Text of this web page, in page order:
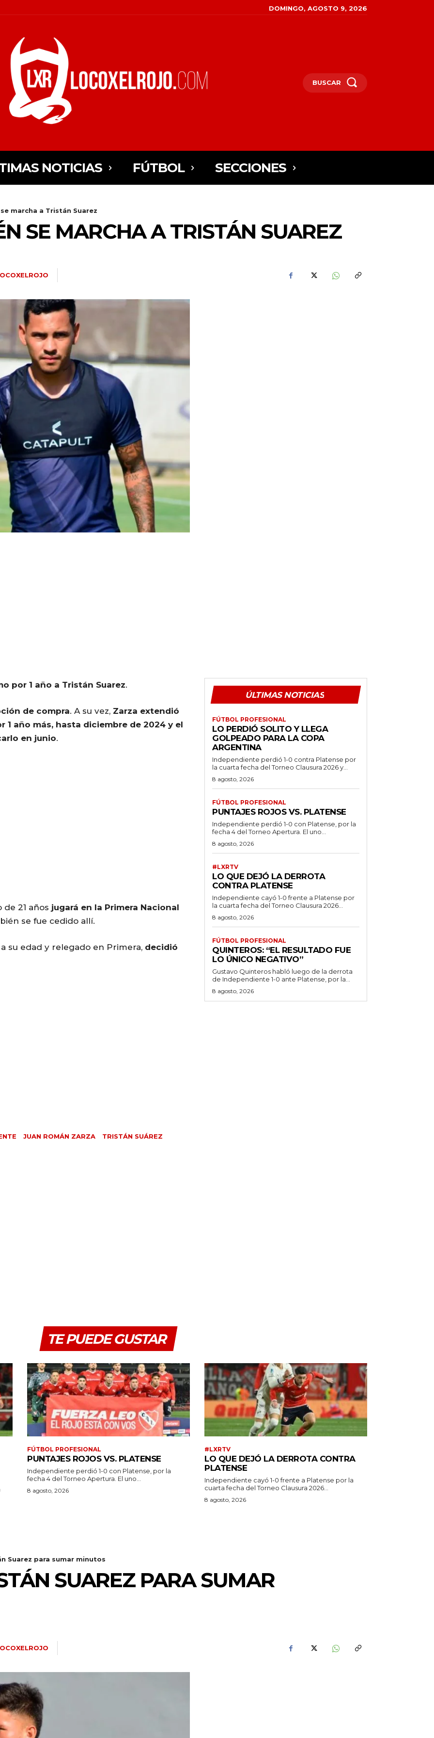
DOMINGO, AGOSTO 9, 2026
BUSCAR
NOTICIAS FÚTBOL SECCIONES
marcha a Tristán Suarez
SE MARCHA A TRISTÁN SUAREZ
por 1 año a Tristán Suarez.
de compra. A su vez, Zarza extendió
año más, hasta diciembre de 2024 y el
en junio.
21 años jugará en la Primera Nacional
se fue cedido allí.
su edad y relegado en Primera, decidió
JUAN ROMÁN ZARZA TRISTÁN SUÁREZ
ÚLTIMAS NOTICIAS
FÚTBOL PROFESIONAL
LO PERDIÓ SOLITO Y LLEGA
GOLPEADO PARA LA COPA
ARGENTINA
Independiente perdió 1-0 contra Platense por
la cuarta fecha del Torneo Clausura 2026 y...
8 agosto, 2026
FÚTBOL PROFESIONAL
PUNTAJES ROJOS VS. PLATENSE
Independiente perdió 1-0 con Platense, por la
fecha 4 del Torneo Apertura. El uno...
8 agosto, 2026
#LXRTV
LO QUE DEJÓ LA DERROTA
CONTRA PLATENSE
Independiente cayó 1-0 frente a Platense por
la cuarta fecha del Torneo Clausura 2026...
8 agosto, 2026
FÚTBOL PROFESIONAL
QUINTEROS: “EL RESULTADO FUE
LO ÚNICO NEGATIVO”
Gustavo Quinteros habló luego de la derrota
de Independiente 1-0 ante Platense, por la...
8 agosto, 2026
TE PUEDE GUSTAR
FÚTBOL PROFESIONAL
PUNTAJES ROJOS VS. PLATENSE
Independiente perdió 1-0 con Platense, por la
fecha 4 del Torneo Apertura. El uno...
8 agosto, 2026
#LXRTV
LO QUE DEJÓ LA DERROTA CONTRA
PLATENSE
Independiente cayó 1-0 frente a Platense por la
cuarta fecha del Torneo Clausura 2026...
8 agosto, 2026